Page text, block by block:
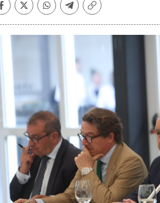
Facebook
TwitterWhatsapp
Telegram
Copiar